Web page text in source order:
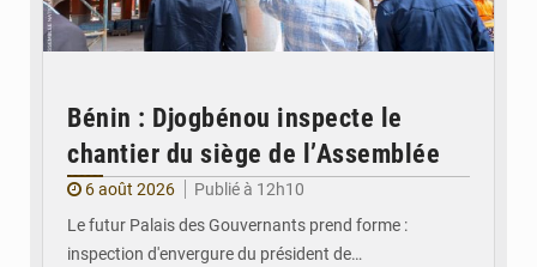
Bénin : Djogbénou inspecte le
chantier du siège de l’Assemblée
6 août 2026
Publié à 12h10
Le futur Palais des Gouvernants prend forme :
inspection d'envergure du président de…